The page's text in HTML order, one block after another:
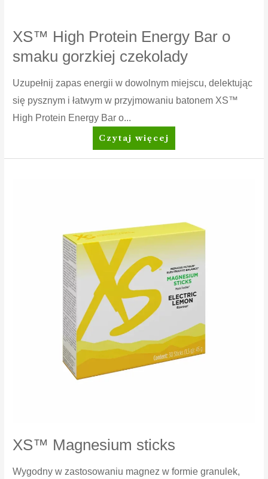
XS™ High Protein Energy Bar o
smaku gorzkiej czekolady
Uzupełnij zapas energii w dowolnym miejscu, delektując
się pysznym i łatwym w przyjmowaniu batonem XS™
High Protein Energy Bar o...
XS™
High
gorzkiej
czekolady
Czytaj więcej
XS™ Magnesium sticks
Wygodny w zastosowaniu magnez w formie granulek,